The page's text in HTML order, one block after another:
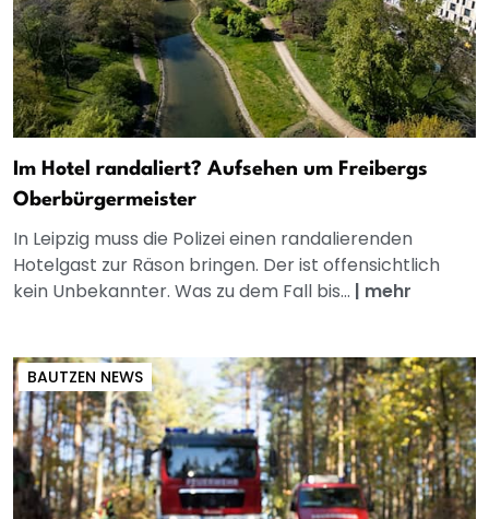
Im Hotel randaliert? Aufsehen um Freibergs
Oberbürgermeister
In Leipzig muss die Polizei einen randalierenden
Hotelgast zur Räson bringen. Der ist offensichtlich
kein Unbekannter. Was zu dem Fall bis... | mehr
BAUTZEN NEWS